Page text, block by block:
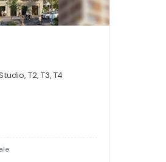
T2, T3, T4